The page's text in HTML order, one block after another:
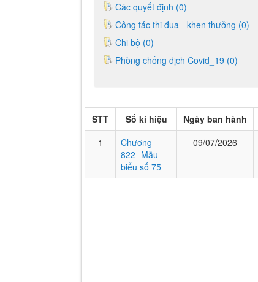
Các quyết định (0)
Công tác thi đua - khen thưởng (0)
Chi bộ (0)
Phòng chống dịch Covid_19 (0)
STT Số kí hiệu Ngày ban hành
1
Chương
822- Mẫu
biểu số 75
09/07/2026